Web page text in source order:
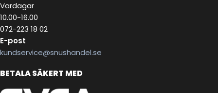
Vardagar
10.00-16.00
072-223 18 02
E-post
kundservice@snushandel.se
BETALA SÄKERT MED